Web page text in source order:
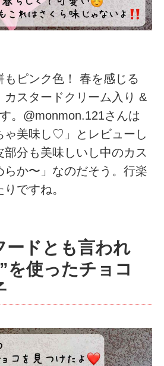
もピンク色！ 春を感じる
カスタードクリーム入り &
。@monmon.121さんは
ゃ美味し♡」とレビューし
部分も美味しいし中のカス
らか〜」なのだそう。行楽
ですね。
ードとも言われ
を使ったチョコ